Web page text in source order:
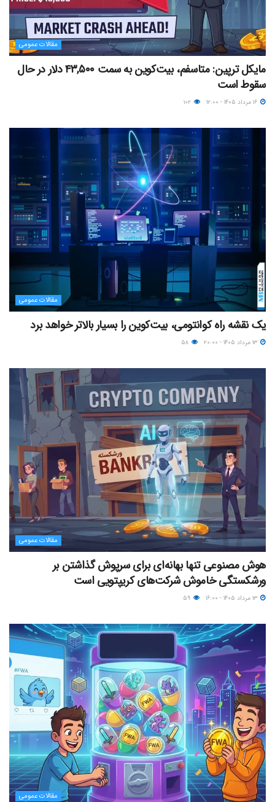
مقالات عمومی
مایکل ترپین: متاسفم، بیت‌کوین به سمت ۴۳,۵۰۰ دلار در حال
سقوط است
مقالات عمومی
یک نقشه راه کوانتومی، بیت‌کوین را بسیار بالاتر خواهد برد
مقالات عمومی
هوش مصنوعی تنها بهانه‌ای برای سرپوش گذاشتن بر
ورشکستگی خاموش شرکت‌های کریپتویی است
مقالات عمومی